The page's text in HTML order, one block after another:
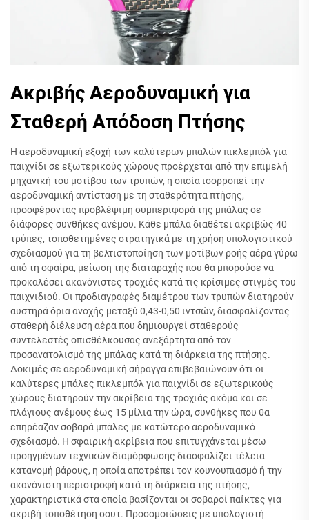
Ακριβής Αεροδυναμική για
Σταθερή Απόδοση Πτήσης
Η αεροδυναμική εξοχή των καλύτερων μπαλών πικλεμπόλ για
παιχνίδι σε εξωτερικούς χώρους προέρχεται από την επιμελή
μηχανική του μοτίβου των τρυπών, η οποία ισορροπεί την
αεροδυναμική αντίσταση με τη σταθερότητα πτήσης,
προσφέροντας προβλέψιμη συμπεριφορά της μπάλας σε
διάφορες συνθήκες ανέμου. Κάθε μπάλα διαθέτει ακριβώς 40
τρύπες, τοποθετημένες στρατηγικά με τη χρήση υπολογιστικού
σχεδιασμού για τη βελτιστοποίηση των μοτίβων ροής αέρα γύρω
από τη σφαίρα, μείωση της διαταραχής που θα μπορούσε να
προκαλέσει ακανόνιστες τροχιές κατά τις κρίσιμες στιγμές του
παιχνιδιού. Οι προδιαγραφές διαμέτρου των τρυπών διατηρούν
αυστηρά όρια ανοχής μεταξύ 0,43-0,50 ιντσών, διασφαλίζοντας
σταθερή διέλευση αέρα που δημιουργεί σταθερούς
συντελεστές οπισθέλκουσας ανεξάρτητα από τον
προσανατολισμό της μπάλας κατά τη διάρκεια της πτήσης.
Δοκιμές σε αεροδυναμική σήραγγα επιβεβαιώνουν ότι οι
καλύτερες μπάλες πικλεμπόλ για παιχνίδι σε εξωτερικούς
χώρους διατηρούν την ακρίβεια της τροχιάς ακόμα και σε
πλάγιους ανέμους έως 15 μίλια την ώρα, συνθήκες που θα
επηρέαζαν σοβαρά μπάλες με κατώτερο αεροδυναμικό
σχεδιασμό. Η σφαιρική ακρίβεια που επιτυγχάνεται μέσω
προηγμένων τεχνικών διαμόρφωσης διασφαλίζει τέλεια
κατανομή βάρους, η οποία αποτρέπει τον κουνουπιασμό ή την
ακανόνιστη περιστροφή κατά τη διάρκεια της πτήσης,
χαρακτηριστικά στα οποία βασίζονται οι σοβαροί παίκτες για
ακριβή τοποθέτηση σουτ. Προσομοιώσεις με υπολογιστή